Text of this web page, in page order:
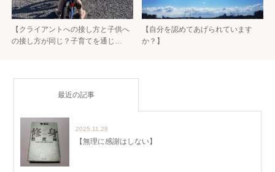
【クライアントへの接し方と子供へ
の接し方が同じ？子育てを通じ…
【自分を認めてあげられています
か？】
最近の記事
2025.11.28
【無理に感謝はしない】